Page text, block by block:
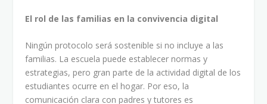
El rol de las familias en la convivencia digital
Ningún protocolo será sostenible si no incluye a las
familias. La escuela puede establecer normas y
estrategias, pero gran parte de la actividad digital de los
estudiantes ocurre en el hogar. Por eso, la
comunicación clara con padres y tutores es